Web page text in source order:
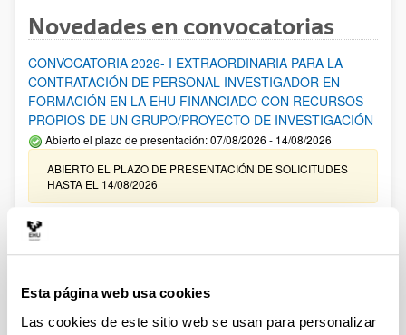
Esta página web usa cookies
Las cookies de este sitio web se usan para personalizar
Novedades en convocatorias
CONVOCATORIA 2026- I EXTRAORDINARIA PARA LA
CONTRATACIÓN DE PERSONAL INVESTIGADOR EN
FORMACIÓN EN LA EHU FINANCIADO CON RECURSOS
PROPIOS DE UN GRUPO/PROYECTO DE INVESTIGACIÓN
Abierto el plazo de presentación: 07/08/2026 - 14/08/2026
ABIERTO EL PLAZO DE PRESENTACIÓN DE SOLICITUDES
HASTA EL 14/08/2026
Ayudas para financiación de la adquisición y renovación de
infraestructura científica y fondos bibliográficos en la
Trámite abierto
25/03/2026: Corrección de errores del listado provisional de
solicitudes admitidas y excluidas. 23/03/2026: Relación